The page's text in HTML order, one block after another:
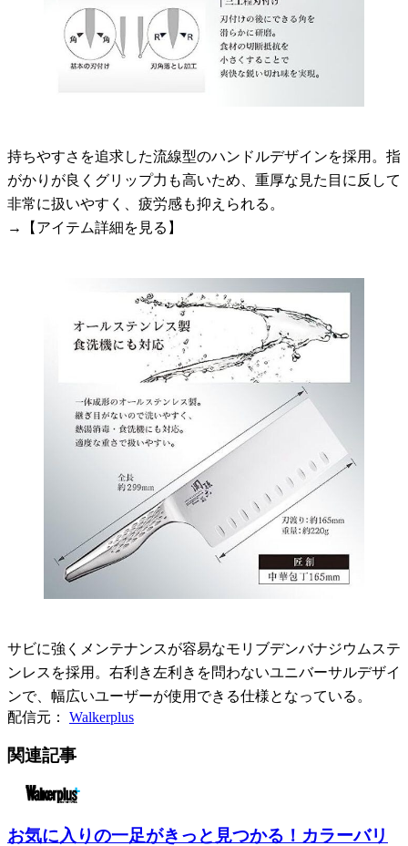
持ちやすさを追求した流線型のハンドルデザインを採用。指
がかりが良くグリップ力も高いため、重厚な見た目に反して
非常に扱いやすく、疲労感も抑えられる。
→【アイテム詳細を見る】
サビに強くメンテナンスが容易なモリブデンバナジウムステ
ンレスを採用。右利き左利きを問わないユニバーサルデザイ
ンで、幅広いユーザーが使用できる仕様となっている。
配信元： Walkerplus
関連記事
お気に入りの一足がきっと見つかる！カラーバリ